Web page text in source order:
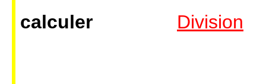
calculer
Division